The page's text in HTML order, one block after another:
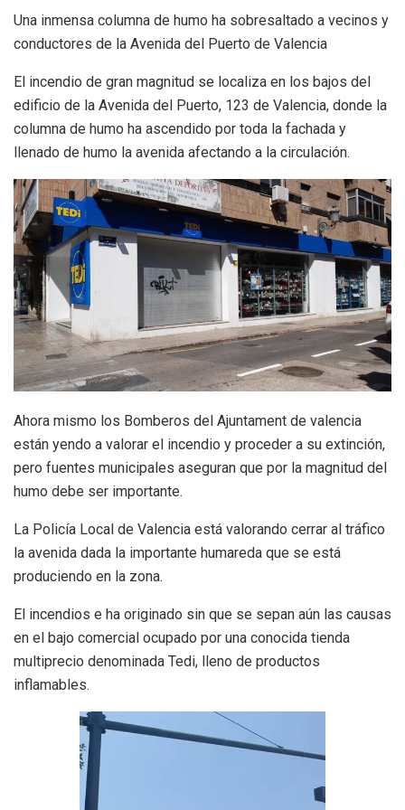
Una inmensa columna de humo ha sobresaltado a vecinos y
conductores de la Avenida del Puerto de Valencia
El incendio de gran magnitud se localiza en los bajos del
edificio de la Avenida del Puerto, 123 de Valencia, donde la
columna de humo ha ascendido por toda la fachada y
llenado de humo la avenida afectando a la circulación.
Ahora mismo los Bomberos del Ajuntament de valencia
están yendo a valorar el incendio y proceder a su extinción,
pero fuentes municipales aseguran que por la magnitud del
humo debe ser importante.
La Policía Local de Valencia está valorando cerrar al tráfico
la avenida dada la importante humareda que se está
produciendo en la zona.
El incendios e ha originado sin que se sepan aún las causas
en el bajo comercial ocupado por una conocida tienda
multiprecio denominada Tedi, lleno de productos
inflamables.